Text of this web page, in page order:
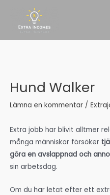
innehåll
Hund Walker
Lämna en kommentar /
Extra jobb har blivit alltmer
många människor försöker
göra en avslappnad och
sin arbetsdag.
Om du har letat efter ett